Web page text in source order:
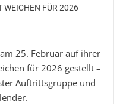
WEICHEN FÜR 2026
25. Februar auf ihrer
für 2026 gestellt –
Auftrittsgruppe und